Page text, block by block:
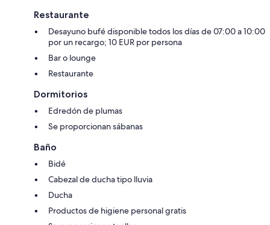
Restaurante
Desayuno bufé disponible todos los días de 07:00 a 10:00
por un recargo; 10 EUR por persona
Bar o lounge
Restaurante
Dormitorios
Edredón de plumas
Se proporcionan sábanas
Baño
Bidé
Cabezal de ducha tipo lluvia
Ducha
Productos de higiene personal gratis